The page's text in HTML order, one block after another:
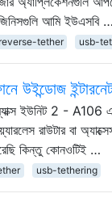
আমি ইউএসবি …
reverse-tether usb-
উইন্ডোজ
ইউনিট 2 - A106
রাউটার বা
কিন্তু কোনওটিই …
usb-tethering